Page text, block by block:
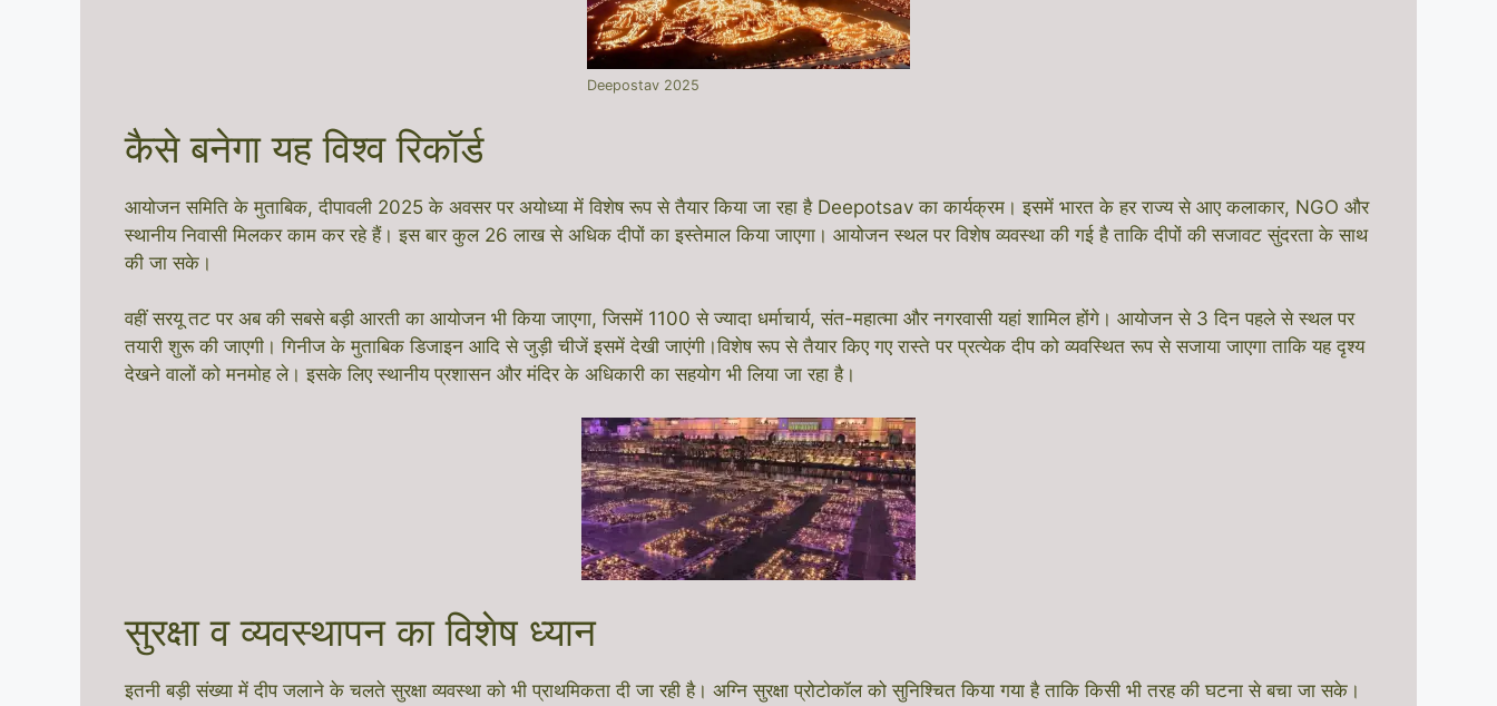
Deepostav 2025
कैसे बनेगा यह विश्व रिकॉर्ड
आयोजन समिति के मुताबिक, दीपावली 2025 के अवसर पर अयोध्या में विशेष रूप से तैयार किया जा रहा है Deepotsav का कार्यक्रम। इसमें भारत के हर राज्य से आए कलाकार, NGO और
स्थानीय निवासी मिलकर काम कर रहे हैं। इस बार कुल 26 लाख से अधिक दीपों का इस्तेमाल किया जाएगा। आयोजन स्थल पर विशेष व्यवस्था की गई है ताकि दीपों की सजावट सुंदरता के साथ
की जा सके।
वहीं सरयू तट पर अब की सबसे बड़ी आरती का आयोजन भी किया जाएगा, जिसमें 1100 से ज्यादा धर्माचार्य, संत-महात्मा और नगरवासी यहां शामिल होंगे। आयोजन से 3 दिन पहले से स्थल पर
तयारी शुरू की जाएगी। गिनीज के मुताबिक डिजाइन आदि से जुड़ी चीजें इसमें देखी जाएंगी।विशेष रूप से तैयार किए गए रास्ते पर प्रत्येक दीप को व्यवस्थित रूप से सजाया जाएगा ताकि यह दृश्य
देखने वालों को मनमोह ले। इसके लिए स्थानीय प्रशासन और मंदिर के अधिकारी का सहयोग भी लिया जा रहा है।
सुरक्षा व व्यवस्थापन का विशेष ध्यान
इतनी बड़ी संख्या में दीप जलाने के चलते सुरक्षा व्यवस्था को भी प्राथमिकता दी जा रही है। अग्नि सुरक्षा प्रोटोकॉल को सुनिश्चित किया गया है ताकि किसी भी तरह की घटना से बचा जा सके।